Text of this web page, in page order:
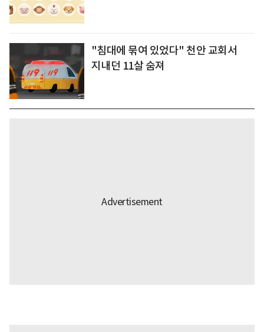
"침대에 묶여 있었다" 천안 교회서
지내던 11살 숨져